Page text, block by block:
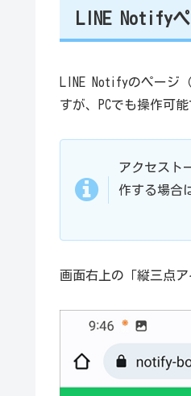
LINE Notify
LINE Notifyのページ（
すが、PCでも操作可能
アクセスト
作する場合
画面右上の「縦三点ア